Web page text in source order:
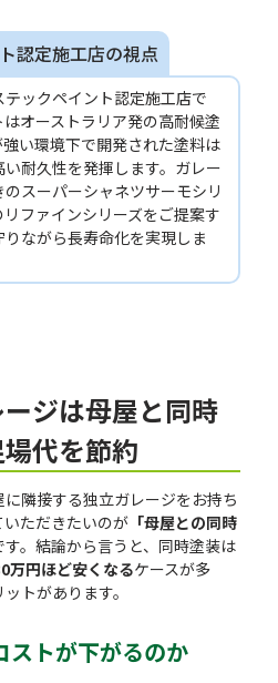
認定施工店の視点
ックペイント認定施工店で
オーストラリア発の高耐候塗
い環境下で開発された塗料は
耐久性を発揮します。ガレー
スーパーシャネツサーモシリ
ファインシリーズをご提案す
ながら長寿命化を実現しま
ジは母屋と同時
代を節約
隣接する独立ガレージをお持ち
ただきたいのが 「母屋との同時
す。結論から言うと、同時塗装は
万円ほど安くなるケースが多
トがあります。
ストが下がるのか